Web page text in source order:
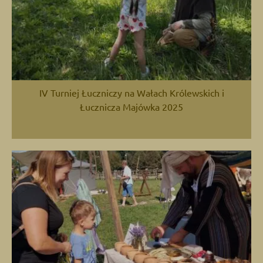
IV Turniej Łuczniczy na Wałach Królewskich i
Łucznicza Majówka 2025